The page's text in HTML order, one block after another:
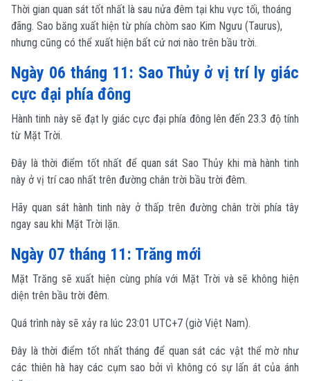
Thời gian quan sát tốt nhất là sau nửa đêm tại khu vực tối, thoáng
đãng. Sao băng xuất hiện từ phía chòm sao Kim Ngưu (Taurus),
nhưng cũng có thể xuất hiện bất cứ nơi nào trên bầu trời.
Ngày 06 tháng 11: Sao Thủy ở vị trí ly giác
cực đại phía đông
Hành tinh này sẽ đạt ly giác cực đại phía đông lên đến 23.3 độ tính
từ Mặt Trời.
Đây là thời điểm tốt nhất để quan sát Sao Thủy khi mà hành tinh
này ở vị trí cao nhất trên đường chân trời bầu trời đêm.
Hãy quan sát hành tinh này ở thấp trên đường chân trời phía tây
ngay sau khi Mặt Trời lặn.
Ngày 07 tháng 11: Trăng mới
Mặt Trăng sẽ xuất hiện cùng phía với Mặt Trời và sẽ không hiện
diện trên bầu trời đêm.
Quá trình này sẽ xảy ra lúc 23:01 UTC+7 (giờ Việt Nam).
Đây là thời điểm tốt nhất tháng để quan sát các vật thể mờ như
các thiên hà hay các cụm sao bởi vì không có sự lấn át của ánh